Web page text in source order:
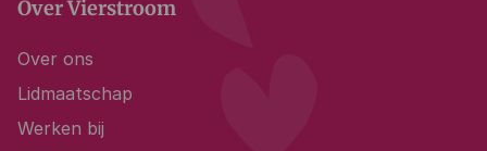
Over Vierstroom
Over ons
Lidmaatschap
Werken bij